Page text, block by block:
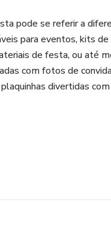
pode se referir a
para eventos, kits
de festa, ou até
com fotos de
divertidas